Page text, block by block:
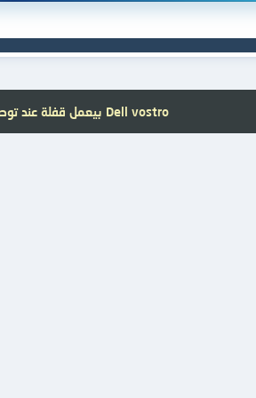
Dell vostro بيعمل قفلة عند توصيل الشاحن